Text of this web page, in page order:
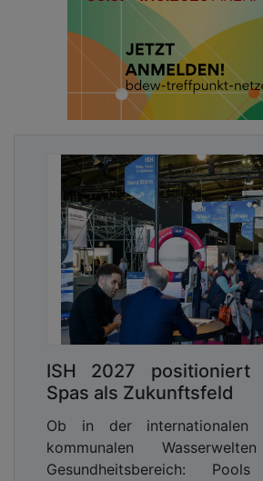
ISH 2027 positioniert
Spas als Zukunftsfeld
Ob in der internationalen
kommunalen
Gesundheitsbereich: